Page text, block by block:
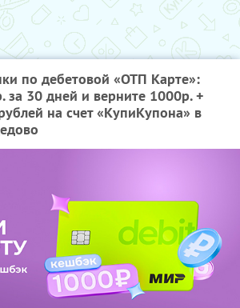
по дебетовой «ОТП Карте»:
за 30 дней и верните 1000р. +
на счет «КупиКупона» в